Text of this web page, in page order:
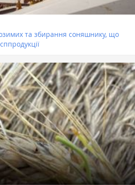
та збирання соняшнику, що